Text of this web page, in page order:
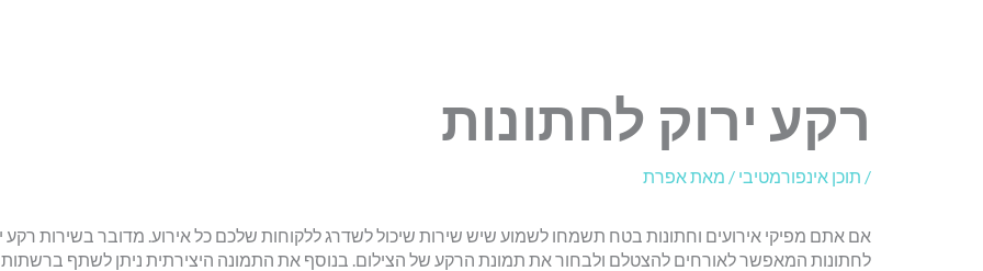
רקע ירוק לחתונות
/ תוכן אינפורמטיבי / מאתאפרת
אם אתם מפיקי אירועים וחתונות בטח תשמחו לשמוע שיש שירות שיכול לשדרג ללקוחות שלכם כל אירוע. מדובר בשירות רקע
לחתונות המאפשר לאורחים להצטלם ולבחור את תמונת הרקע של הצילום. בנוסף את התמונה היצירתית ניתן לשתף ברשתות